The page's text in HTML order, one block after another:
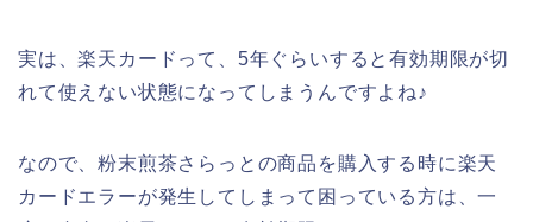
実は、楽天カードって、5年ぐらいすると有効期限が切
れて使えない状態になってしまうんですよね♪
なので、粉末煎茶さらっとの商品を購入する時に楽天
カードエラーが発生してしまって困っている方は、一